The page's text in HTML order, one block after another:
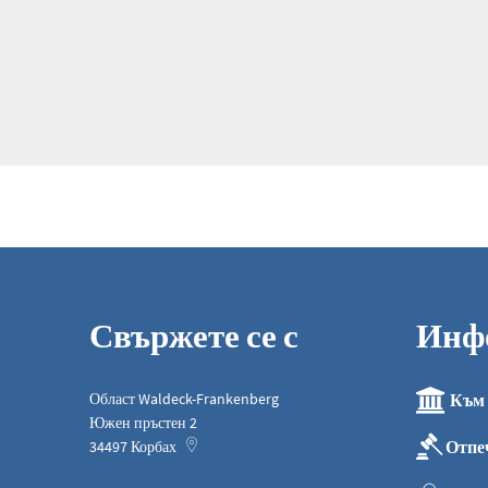
Свържете се с
Област Waldeck-Frankenberg
Южен пръстен 2
34497Корбах
Към